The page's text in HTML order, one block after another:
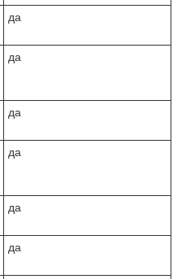
да
да
да
да
да
да